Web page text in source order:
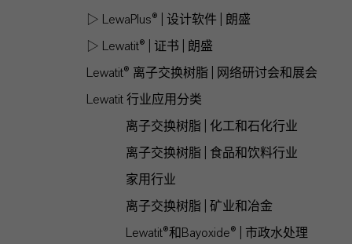
▷ LewaPlus® | 设计软件 | 朗盛
▷ Lewatit® | 证书 | 朗盛
Lewatit® 离子交换树脂 | 网络研讨会和展会
Lewatit 行业应用分类
离子交换树脂 | 化工和石化行业
离子交换树脂 | 食品和饮料行业
家用行业
离子交换树脂 | 矿业和冶金
Lewatit®和Bayoxide® | 市政水处理